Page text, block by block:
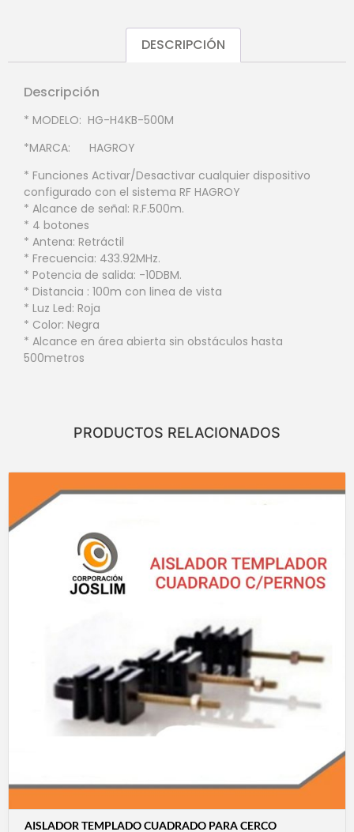
DESCRIPCIÓN
Descripción
* MODELO: HG-H4KB-500M
*MARCA: HAGROY
* Funciones Activar/Desactivar cualquier dispositivo
configurado con el sistema RF HAGROY
* Alcance de señal: R.F.500m.
* 4 botones
* Antena: Retráctil
* Frecuencia: 433.92MHz.
* Potencia de salida: -10DBM.
* Distancia : 100m con linea de vista
* Luz Led: Roja
* Color: Negra
* Alcance en área abierta sin obstáculos hasta
500metros
PRODUCTOS RELACIONADOS
AISLADOR TEMPLADO CUADRADO PARA CERCO